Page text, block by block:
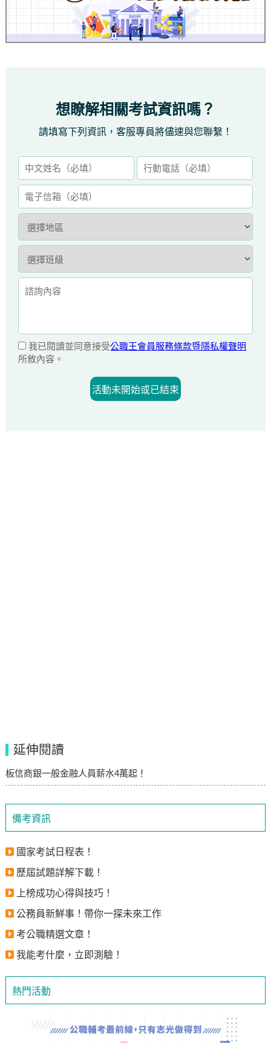
備考資訊
國家考試日程表！
歷屆試題詳解下載！
上榜成功心得與技巧！
公務員新鮮事！帶你一探未來工作
考公職精選文章！
我能考什麼，立即測驗！
熱門活動
想瞭解相關考試資訊嗎？
請填寫下列資訊，客服專員將儘速與您聯繫！
我已閱讀並同意接受公職王會員服務條款暨隱私權聲明
所敘內容。
活動未開始或已結束
延伸閱讀
板信商銀一般金融人員薪水4萬起！